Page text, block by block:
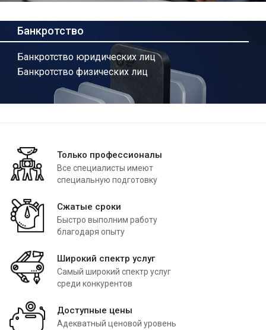
Банкротство
Банкротство юридических лиц
Банкротство физических лиц
Только профессионалы
Все специалисты имеют
специальную подготовку
Сжатые сроки
Быстро выполним работу
благодаря опыту
Широкий спектр услуг
Самый широкий спектр услуг
среди конкурентов
Доступные цены
Адекватный ценовой уровень